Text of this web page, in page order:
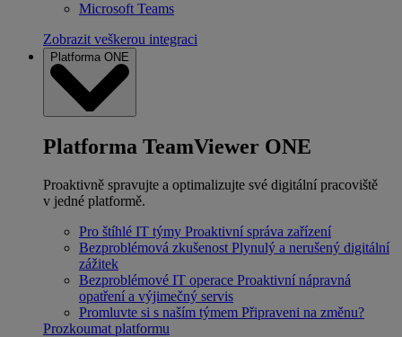
Microsoft Teams
Zobrazit veškerou integraci
Platforma ONE
Platforma TeamViewer ONE
Proaktivně spravujte a optimalizujte své digitální pracoviště
v jedné platformě.
Pro štíhlé IT týmy Proaktivní správa zařízení
Bezproblémová zkušenost Plynulý a nerušený digitální
zážitek
Bezproblémové IT operace Proaktivní nápravná
opatření a výjimečný servis
Promluvte si s naším týmem Připraveni na změnu?
Prozkoumat platformu